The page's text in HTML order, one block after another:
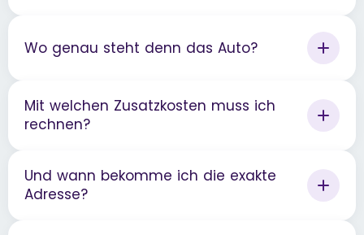
Wo genau steht denn das Auto?
Mit welchen Zusatzkosten muss ich
rechnen?
Und wann bekomme ich die exakte
Adresse?